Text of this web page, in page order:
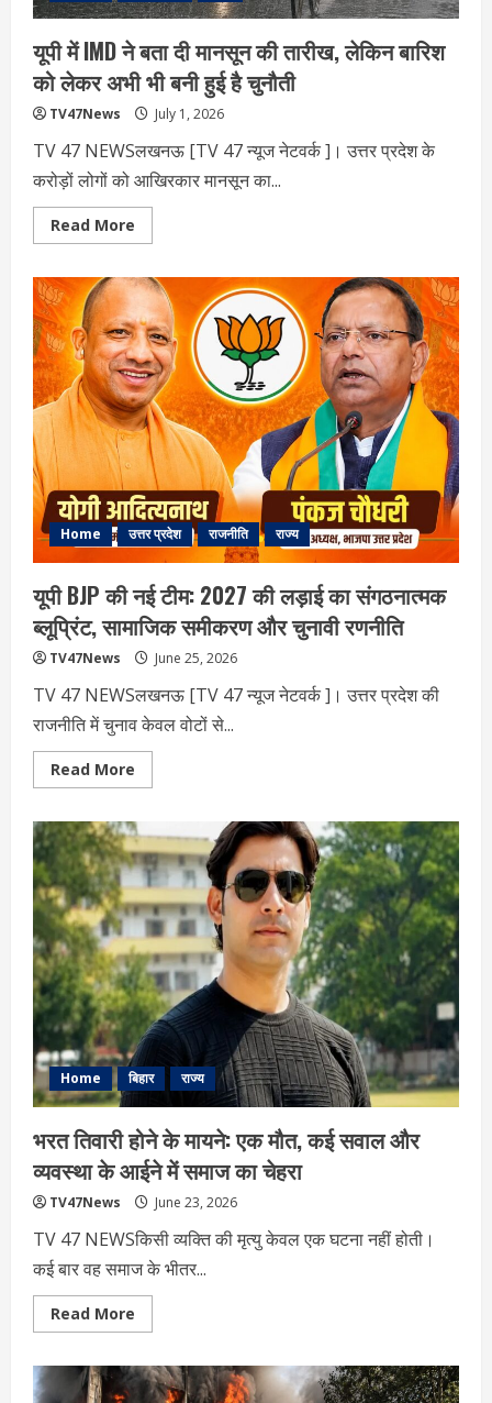
यूपी में IMD ने बता दी मानसून की तारीख, लेकिन बारिश
को लेकर अभी भी बनी हुई है चुनौती
TV47News July 1, 2026
TV 47 NEWSलखनऊ [TV 47 न्‍यूज नेटवर्क ]। उत्तर प्रदेश के
करोड़ों लोगों को आखिरकार मानसून का...
Read More
more
में
IMD
ने
बता
दी
मानसून
की
तारीख,
लेकिन
बारिश
को
लेकर
अभी
भी
बनी
हुई
है
चुनौती
Home उत्तर प्रदेश राजनीति राज्य
यूपी BJP की नई टीम: 2027 की लड़ाई का संगठनात्मक
ब्लूप्रिंट, सामाजिक समीकरण और चुनावी रणनीति
TV47News June 25, 2026
TV 47 NEWSलखनऊ [TV 47 न्‍यूज नेटवर्क ]। उत्तर प्रदेश की
राजनीति में चुनाव केवल वोटों से...
Read More
more
BJP
की
नई
टीम:
2027
की
लड़ाई
का
संगठनात्मक
ब्लूप्रिंट,
सामाजिक
समीकरण
और
चुनावी
रणनीति
Home बिहार राज्य
भरत तिवारी होने के मायने: एक मौत, कई सवाल और
व्यवस्था के आईने में समाज का चेहरा
TV47News June 23, 2026
TV 47 NEWSकिसी व्यक्ति की मृत्यु केवल एक घटना नहीं होती।
कई बार वह समाज के भीतर...
Read More
more
तिवारी
होने